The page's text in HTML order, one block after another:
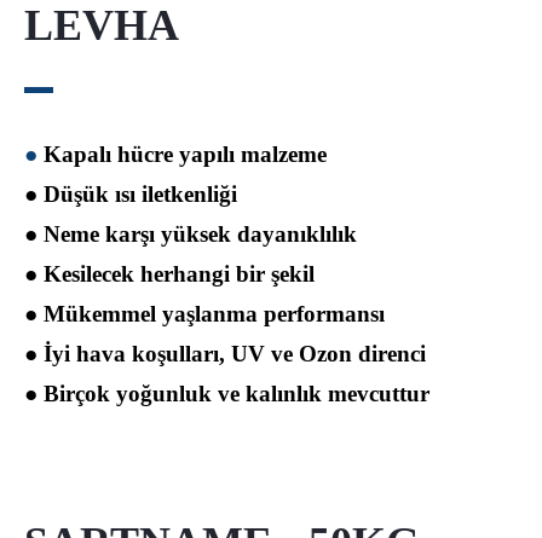
LEVHA
● Kapalı hücre yapılı malzeme
● Düşük ısı iletkenliği
● Neme karşı yüksek dayanıklılık
● Kesilecek herhangi bir şekil
● Mükemmel yaşlanma performansı
● İyi hava koşulları, UV ve Ozon direnci
● Birçok yoğunluk ve kalınlık mevcuttur